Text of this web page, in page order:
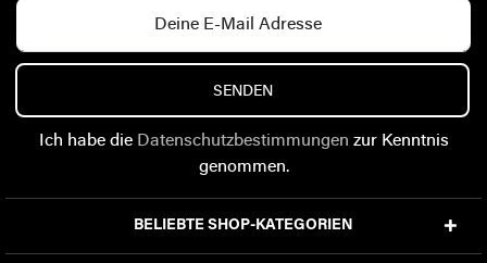
SENDEN
Ich habe die Datenschutzbestimmungen zur Kenntnis
genommen.
BELIEBTE SHOP-KATEGORIEN